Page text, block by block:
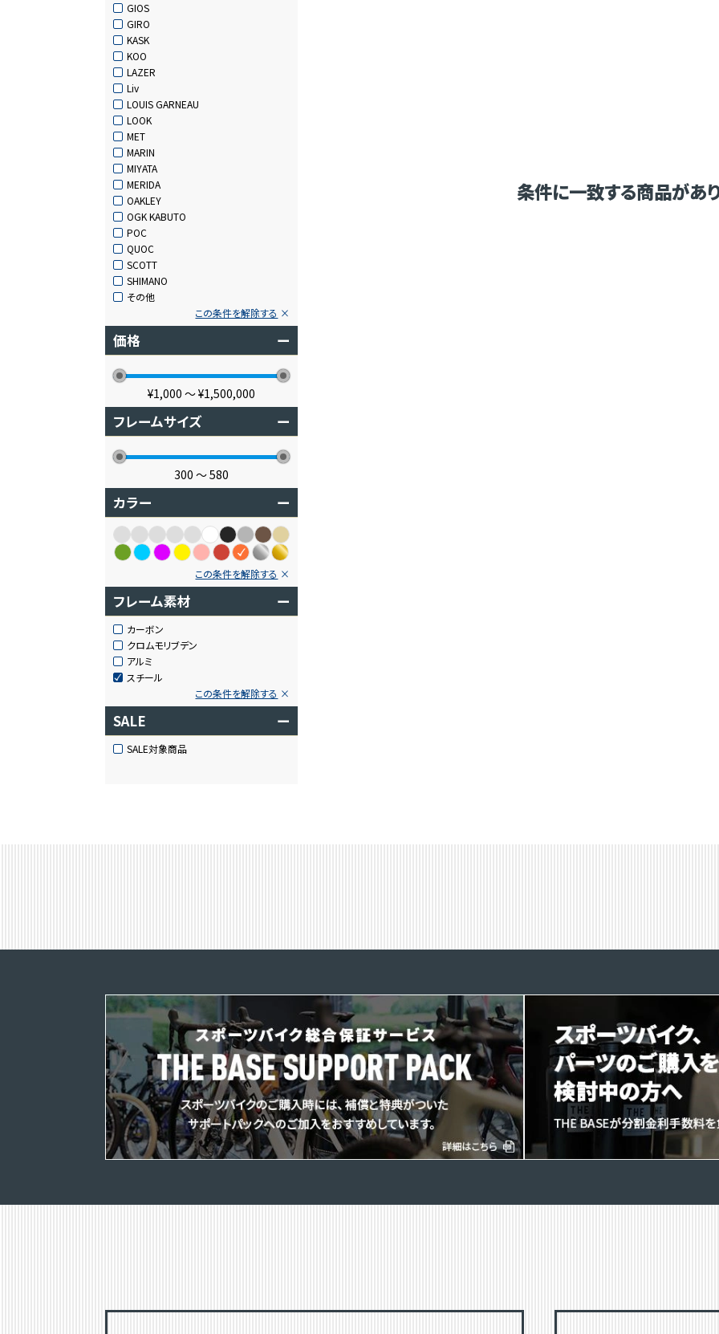
GIOS
GIRO
KASK
KOO
LAZER
Liv
LOUIS GARNEAU
LOOK
MET
MARIN
MIYATA
MERIDA
OAKLEY
OGK KABUTO
POC
QUOC
SCOTT
SHIMANO
その他
この条件を解除する
価格 ー
¥1,000 〜¥1,500,000
フレームサイズ ー
300 〜580
カラー ー
この条件を解除する
フレーム素材 ー
カーボン
クロムモリブデン
アルミ
スチール
この条件を解除する
SALE ー
SALE対象商品
条件に一致する商品があ